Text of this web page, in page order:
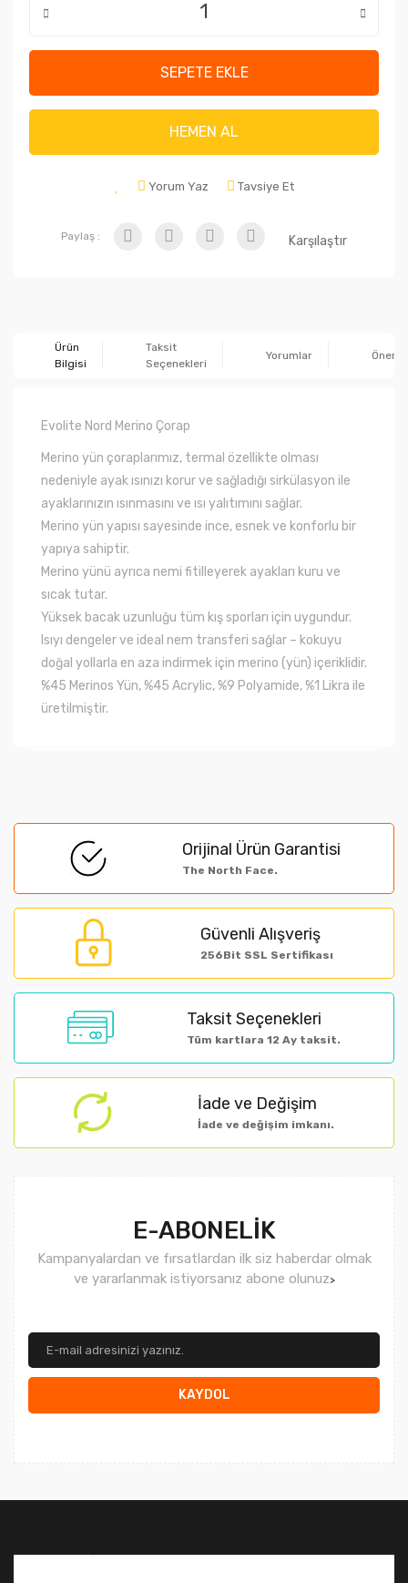
SEPETE EKLE
HEMEN AL
Yorum Yaz Tavsiye Et
Paylaş : Karşılaştır
Ürün
Bilgisi
Taksit
Seçenekleri
Yorumlar
Evolite Nord Merino Çorap
Merino yün çoraplarımız, termal özellikte olması
nedeniyle ayak ısınızı korur ve sağladığı sirkülasyon ile
ayaklarınızın ısınmasını ve ısı yalıtımını sağlar.
Merino yün yapısı sayesinde ince, esnek ve konforlu bir
yapıya sahiptir.
Merino yünü ayrıca nemi fitilleyerek ayakları kuru ve
sıcak tutar.
Yüksek bacak uzunluğu tüm kış sporları için uygundur.
Isıyı dengeler ve ideal nem transferi sağlar – kokuyu
doğal yollarla en aza indirmek için merino (yün) içeriklidir.
%45 Merinos Yün, %45 Acrylic, %9 Polyamide, %1 Likra ile
üretilmiştir.
Yorum Yaz
Görüş ve önerileriniz için teşekkür ederiz.
Ürün resmi kalitesiz, bozuk veya görüntülenemiyor.
Ürün açıklamasında eksik bilgiler bulunuyor.
Bu ürüne benzer farklı alternatifler olmalı.
Orijinal Ürün Garantisi
The North Face.
Güvenli Alışveriş
256Bit SSL Sertifikası
Taksit Seçenekleri
Tüm kartlara 12 Ay taksit.
İade ve Değişim
İade ve değişim imkanı.
E-ABONELİK
Kampanyalardan ve fırsatlardan ilk siz haberdar olmak
ve yararlanmak istiyorsanız abone olunuz>
KAYDOL